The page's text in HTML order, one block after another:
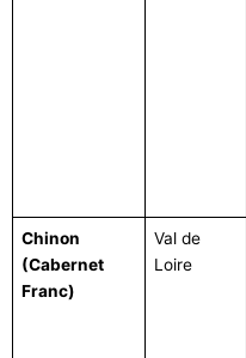
Chinon
(Cabernet
Franc)
Val de
Loire